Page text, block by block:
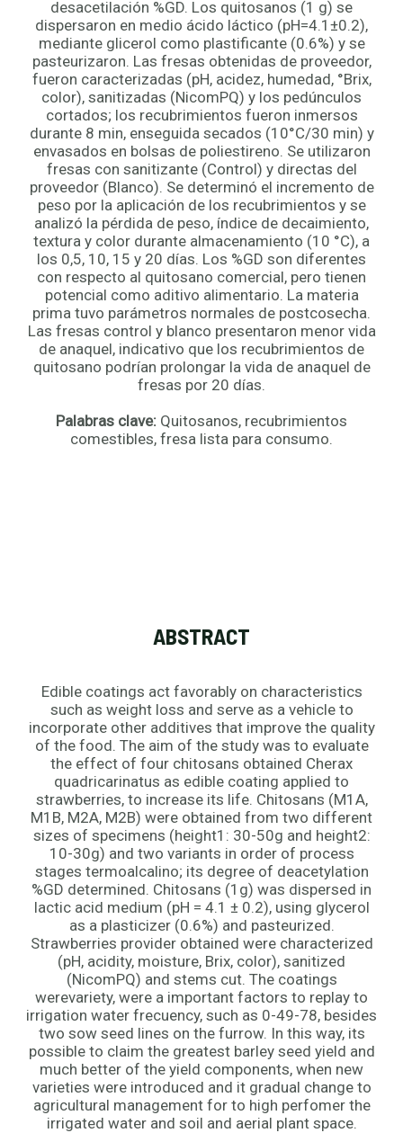
desacetilación %GD. Los quitosanos (1 g) se
dispersaron en medio ácido láctico (pH=4.1±0.2),
mediante glicerol como plastificante (0.6%) y se
pasteurizaron. Las fresas obtenidas de proveedor,
fueron caracterizadas (pH, acidez, humedad, °Brix,
color), sanitizadas (NicomPQ) y los pedúnculos
cortados; los recubrimientos fueron inmersos
durante 8 min, enseguida secados (10°C/30 min) y
envasados en bolsas de poliestireno. Se utilizaron
fresas con sanitizante (Control) y directas del
proveedor (Blanco). Se determinó el incremento de
peso por la aplicación de los recubrimientos y se
analizó la pérdida de peso, índice de decaimiento,
textura y color durante almacenamiento (10 °C), a
los 0,5, 10, 15 y 20 días. Los %GD son diferentes
con respecto al quitosano comercial, pero tienen
potencial como aditivo alimentario. La materia
prima tuvo parámetros normales de postcosecha.
Las fresas control y blanco presentaron menor vida
de anaquel, indicativo que los recubrimientos de
quitosano podrían prolongar la vida de anaquel de
fresas por 20 días.
Palabras clave: Quitosanos, recubrimientos
comestibles, fresa lista para consumo.
ABSTRACT
Edible coatings act favorably on characteristics
such as weight loss and serve as a vehicle to
incorporate other additives that improve the quality
of the food. The aim of the study was to evaluate
the effect of four chitosans obtained Cherax
quadricarinatus as edible coating applied to
strawberries, to increase its life. Chitosans (M1A,
M1B, M2A, M2B) were obtained from two different
sizes of specimens (height1: 30-50g and height2:
10-30g) and two variants in order of process
stages termoalcalino; its degree of deacetylation
%GD determined. Chitosans (1g) was dispersed in
lactic acid medium (pH = 4.1 ± 0.2), using glycerol
as a plasticizer (0.6%) and pasteurized.
Strawberries provider obtained were characterized
(pH, acidity, moisture, Brix, color), sanitized
(NicomPQ) and stems cut. The coatings
werevariety, were a important factors to replay to
irrigation water frecuency, such as 0-49-78, besides
two sow seed lines on the furrow. In this way, its
possible to claim the greatest barley seed yield and
much better of the yield components, when new
varieties were introduced and it gradual change to
agricultural management for to high perfomer the
irrigated water and soil and aerial plant space.